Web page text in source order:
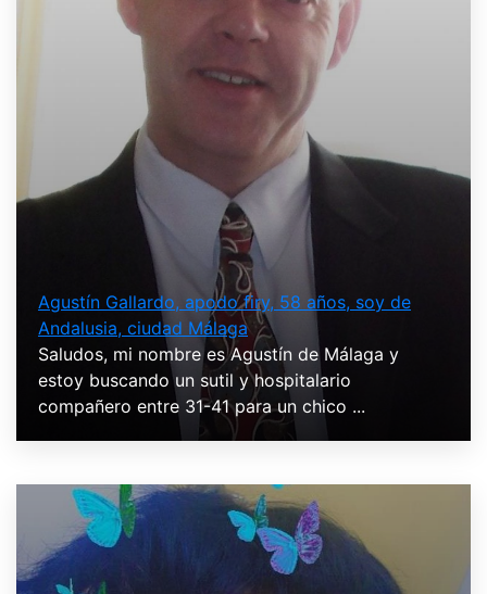
Agustín Gallardo, apodo firy, 58 años, soy de
Andalusia, ciudad Málaga
Saludos, mi nombre es Agustín de Málaga y
estoy buscando un sutil y hospitalario
compañero entre 31-41 para un chico ...